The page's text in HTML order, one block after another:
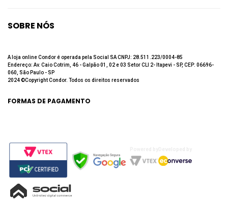
Higiene Bucal
SOBRE NÓS
Fale Conosco
Trabalhe Conosco
Política de privacidade
Política de Troca e Devolução
A loja online Condor é operada pela Social SA CNPJ: 28.511.223/0004-85
Endereço: Av. Caio Cotrim, 46 - Galpão 01, 02 e 03 Setor CLI 2- Itapevi - SP, CEP: 06696-
060, São Paulo - SP
2024 ©Copyright Condor. Todos os direitos reservados
FORMAS DE PAGAMENTO